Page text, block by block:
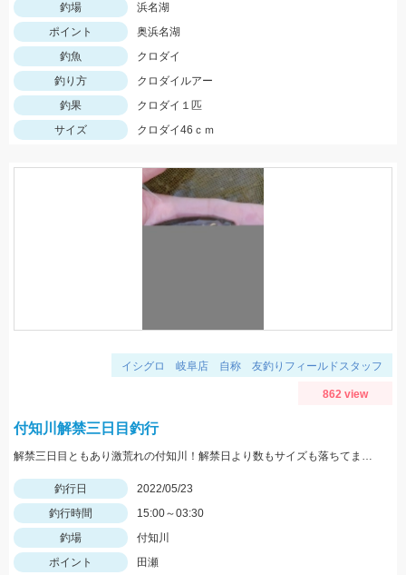
釣場
浜名湖
ポイント
奥浜名湖
釣魚
クロダイ
釣り方
クロダイルアー
釣果
クロダイ１匹
サイズ
クロダイ46ｃｍ
イシグロ 岐阜店 自称 友釣りフィールドスタッフ
862 view
付知川解禁三日目釣行
解禁三日目ともあり激荒れの付知川！解禁日より数もサイズも落ちてますが丁寧に探れば釣れます。四日目も頑張ります！
釣行日
2022/05/23
釣行時間
15:00～03:30
釣場
付知川
ポイント
田瀬